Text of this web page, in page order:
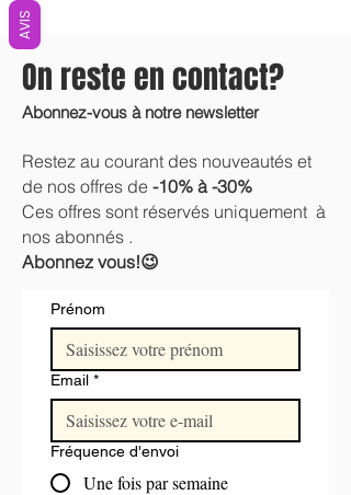
On reste en contact?
Abonnez-vous à notre newsletter
Restez au courant des nouveautés et
de nos offres de -10% à -30%
Ces offres sont réservés uniquement à
nos abonnés .
Abonnez vous!😉
Prénom
Email *
Fréquence d'envoi
Une fois par semaine
AVIS